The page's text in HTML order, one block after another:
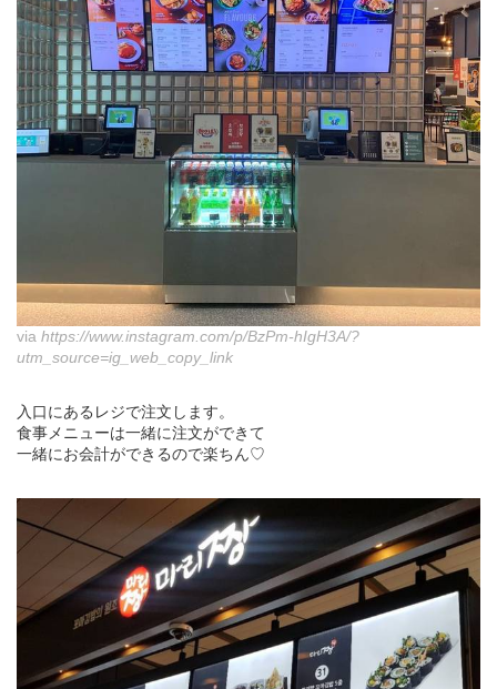
via https://www.instagram.com/p/BzPm-hIgH3A/?
utm_source=ig_web_copy_link
入口にあるレジで注文します。
食事メニューは一緒に注文ができて
一緒にお会計ができるので楽ちん♡